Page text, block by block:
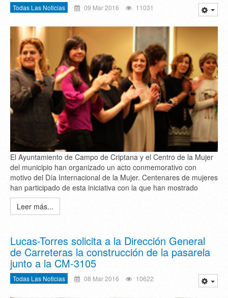
Todas Las Noticias 09 Mar 2016 11031
El Ayuntamiento de Campo de Criptana y el Centro de la Mujer
del municipio han organizado un acto conmemorativo con
motivo del Día Internacional de la Mujer. Centenares de mujeres
han participado de esta iniciativa con la que han mostrado
Leer más...
Lucas-Torres solicita a la Dirección General
de Carreteras la construcción de la pasarela
junto a la CM-3105
Todas Las Noticias 08 Mar 2016 10622